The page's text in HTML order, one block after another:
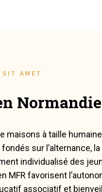
SIT AMET
Normandie
maisons à taille
sur l’alternance,
individualisé des
favorisent
associatif et